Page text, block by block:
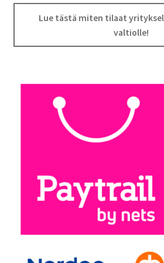
Lue tästä miten tilaat
valtiolle!